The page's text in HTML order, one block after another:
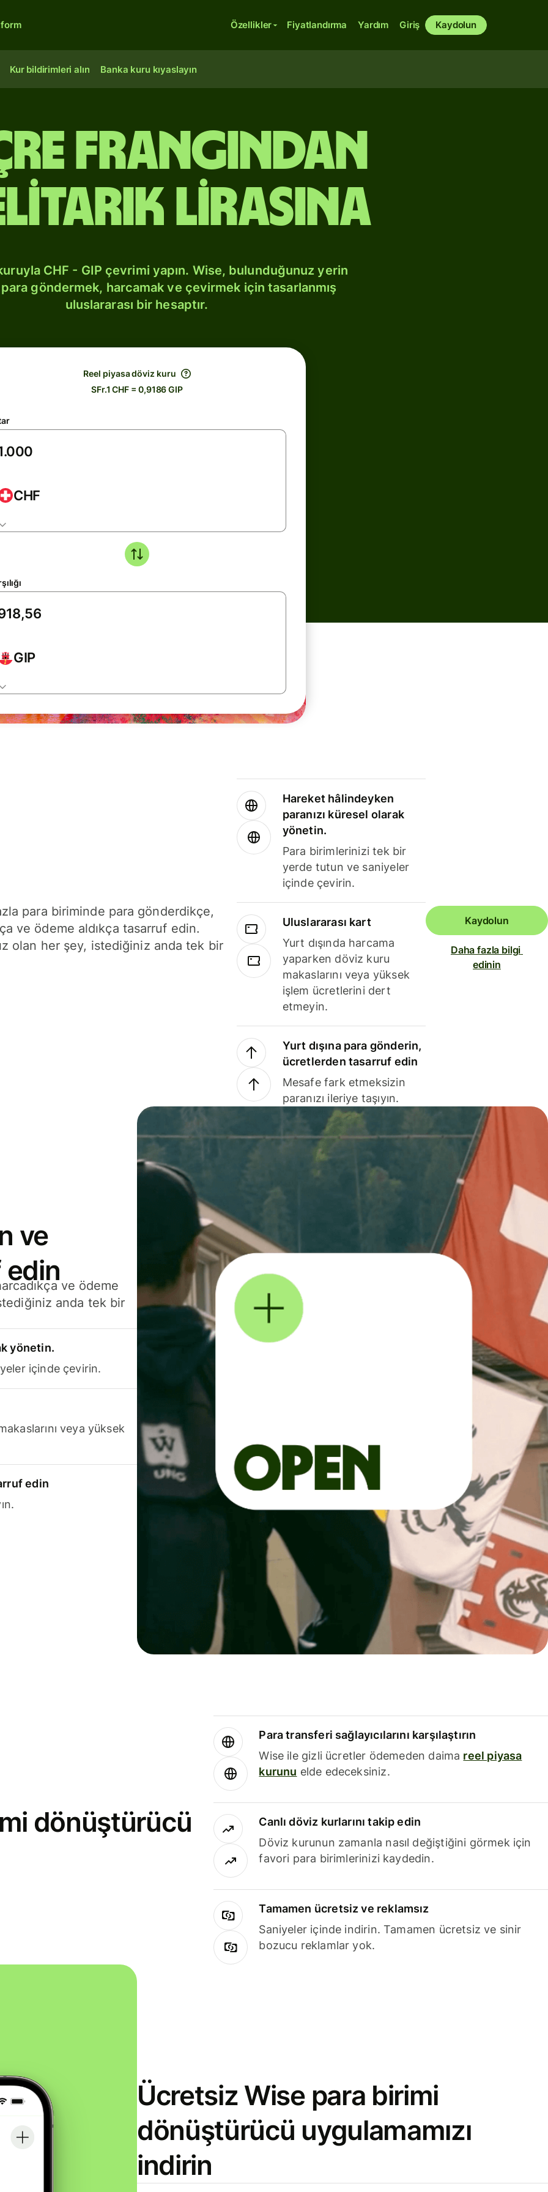
Özellikler Fiyatlandırma Yardım Giriş Kaydolun
Kur bildirimleri alın Banka kuru kıyaslayın
frangından
lirasına
CHF - GIP çevrimi yapın. Wise, bulunduğunuz yerin
göndermek, harcamak ve çevirmek için tasarlanmış
uluslararası bir hesaptır.
Reel piyasa döviz kuru
SFr.1 CHF = 0,9186 GIP
CHF
GIP
para biriminde para gönderdikçe,
ve ödeme aldıkça tasarruf edin.
olan her şey, istediğiniz anda tek bir
Hareket hâlindeyken
paranızı küresel olarak
yönetin.
Para birimlerinizi tek bir
yerde tutun ve saniyeler
içinde çevirin.
Uluslararası kart
Yurt dışında harcama
yaparken döviz kuru
makaslarını veya yüksek
işlem ücretlerini dert
etmeyin.
Yurt dışına para gönderin,
ücretlerden tasarruf edin
Mesafe fark etmeksizin
paranızı ileriye taşıyın.
Kaydolun
Daha fazla bilgi
edinin
ve
edinve ödeme
anda tek bir
yönetin.
içinde çevirin.
veya yüksek
edin
dönüştürücü
Para transferi sağlayıcılarını karşılaştırın
Wise ile gizli ücretler ödemeden daima reel piyasa
kurunu elde edeceksiniz.
Canlı döviz kurlarını takip edin
Döviz kurunun zamanla nasıl değiştiğini görmek için
favori para birimlerinizi kaydedin.
Tamamen ücretsiz ve reklamsız
Saniyeler içinde indirin. Tamamen ücretsiz ve sinir
bozucu reklamlar yok.
Ücretsiz Wise para birimi
dönüştürücü uygulamamızı
indirin